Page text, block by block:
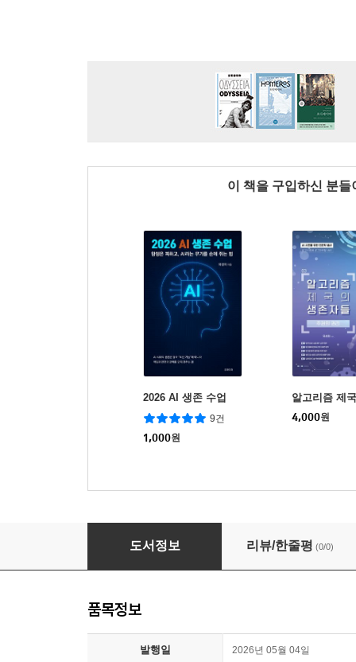
이 책을 구입하신 분
2026 AI 생존 수업
9건
1,000원
알고리즘 제
4,000원
곁에 남은 사람들 첫 번째 이야기 - 우리의 鹿희
도서정보 리뷰/한줄평 (0/0)
품목정보
발행일 2026년 05월 04일